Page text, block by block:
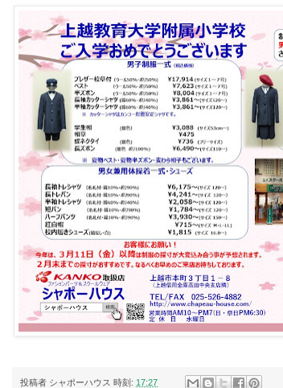
投稿者 シャポーハウス 時刻: 17:27